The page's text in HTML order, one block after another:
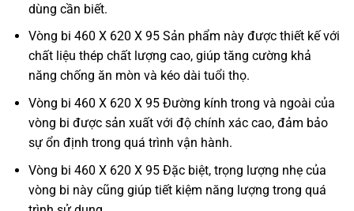
dùng cần biết.
Vòng bi 460 X 620 X 95 Sản phẩm này được thiết kế với
chất liệu thép chất lượng cao, giúp tăng cường khả
năng chống ăn mòn và kéo dài tuổi thọ.
Vòng bi 460 X 620 X 95 Đường kính trong và ngoài của
vòng bi được sản xuất với độ chính xác cao, đảm bảo
sự ổn định trong quá trình vận hành.
Vòng bi 460 X 620 X 95 Đặc biệt, trọng lượng nhẹ của
vòng bi này cũng giúp tiết kiệm năng lượng trong quá